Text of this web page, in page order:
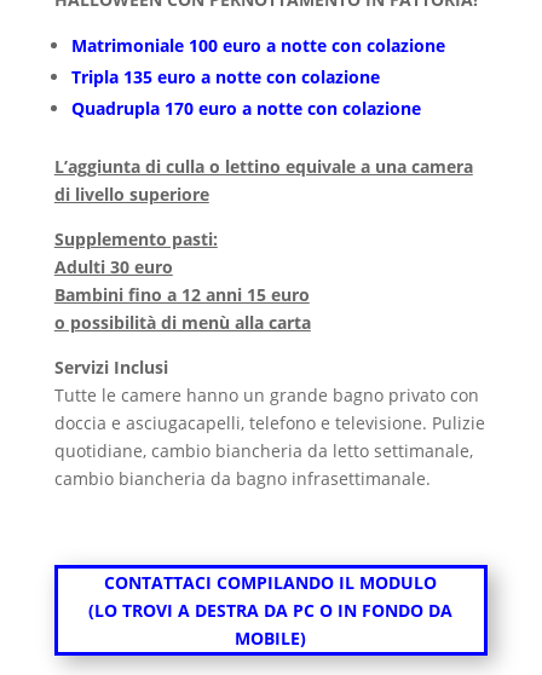
Matrimoniale 100 euro a notte con colazione
Tripla 135 euro a notte con colazione
Quadrupla 170 euro a notte con colazione
L’aggiunta di culla o lettino equivale a una camera
di livello superiore
Supplemento pasti:
Adulti 30 euro
Bambini fino a 12 anni 15 euro
o possibilità di menù alla carta
Servizi Inclusi
Tutte le camere hanno un grande bagno privato con
doccia e asciugacapelli, telefono e televisione. Pulizie
quotidiane, cambio biancheria da letto settimanale,
cambio biancheria da bagno infrasettimanale.
CONTATTACI COMPILANDO IL MODULO
(LO TROVI A DESTRA DA PC O IN FONDO DA
MOBILE)